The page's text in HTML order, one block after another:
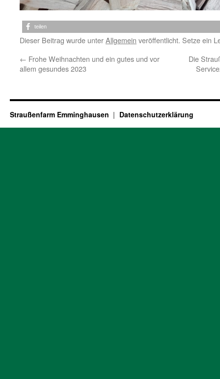
teilen
Dieser Beitrag wurde unterAllgemein veröffentlicht. Setze ein
← Frohe Weihnachten und ein gutes und vor
allem gesundes 2023
Die
Straußenfarm Emminghausen Datenschutzerklärung